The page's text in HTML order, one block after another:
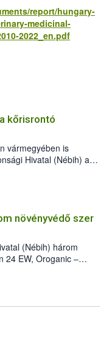
report/hungary-
medicinal-
2022_en.pdf
kőrisrontó
vármegyében is
Hivatal (Nébih) a
jelenlétét. A
meg, de már fertőzött
a szlovák
megállítása érdekében.
növényvédő szer
(Nébih) három
24 EW, Oroganic –
szüretet követően,
elleni további
termesztésben is